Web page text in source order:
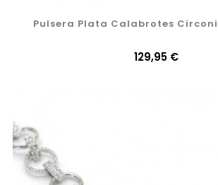
Pulsera Plata Calabrotes
Precio
129,95 €